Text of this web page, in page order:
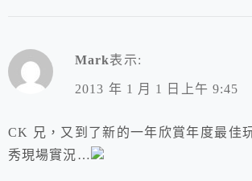
Mark表示:
2013 年 1 月 1 日上午 9:45
CK 兄，又到了新的一年欣賞年度最佳
秀現場實況…